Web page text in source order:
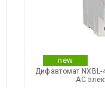
new
Дифавтомат NXBL-
АС